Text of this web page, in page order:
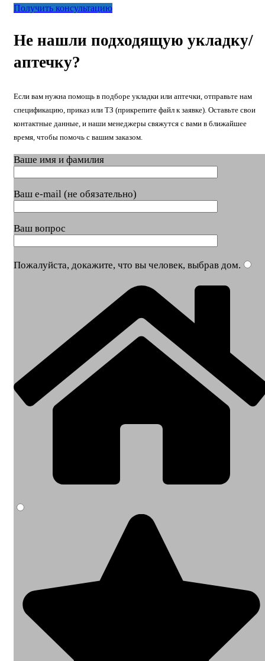
Получить консультацию
Не нашли подходящую укладку/
аптечку?
Если вам нужна помощь в подборе укладки или аптечки, отправьте нам
спецификацию, приказ или ТЗ (прикрепите файл к заявке). Оставьте свои
контактные данные, и наши менеджеры свяжутся с вами в ближайшее
время, чтобы помочь с вашим заказом.
Ваше имя и фамилия
Ваш e-mail (не обязательно)
Ваш вопрос
Пожалуйста, докажите, что вы человек, выбрав дом.